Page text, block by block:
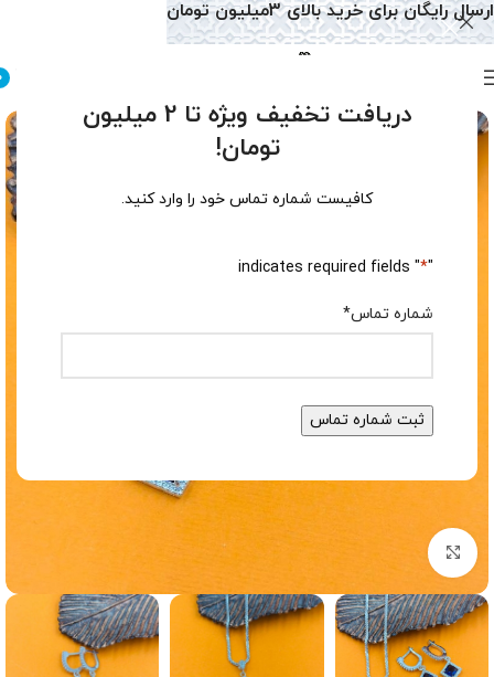
دریافت تخفیف ویژه تا 2 میلیون
تومان!
کافیست شماره تماس خود را وارد کنید.
"
*
" indicates required fields
شماره تماس*
برای بزرگنمایی کلیک کنید
ارسال رایگان برای خرید بالای 3میلیون تومان